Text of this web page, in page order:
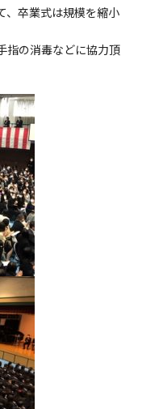
、卒業式は規模を縮小
指の消毒などに協力頂